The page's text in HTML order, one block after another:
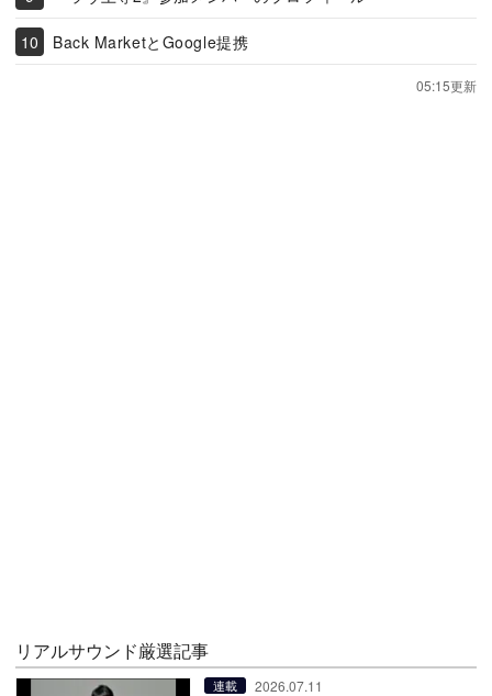
Back MarketとGoogle提携
05:15更新
リアルサウンド厳選記事
連載 2026.07.11